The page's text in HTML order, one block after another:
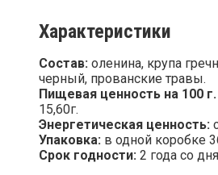
Характеристики
Состав: оленина, крупа
черный, прованские травы.
Пищевая ценность на 100
15,60г.
Энергетическая ценность:
Упаковка: в одной коробке
Срок годности: 2 года со